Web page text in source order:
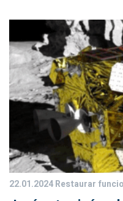
22.01.2024Restaurar